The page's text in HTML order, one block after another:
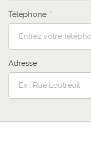
Téléphone
Adresse